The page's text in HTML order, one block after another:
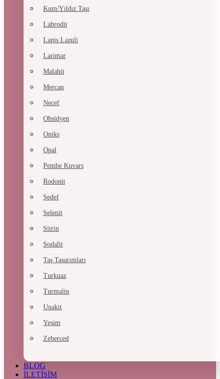
Kum/Yıldız Taşı
Labrodit
Lapis Lazuli
Larimar
Malahit
Mercan
Necef
Obsidyen
Oniks
Opal
Pembe Kuvars
Rodonit
Sedef
Selenit
Sitrin
Sodalit
Taş Tasarımları
Turkuaz
Turmalin
Unakit
Yeşim
Zeberced
BLOG
İLETİŞİM